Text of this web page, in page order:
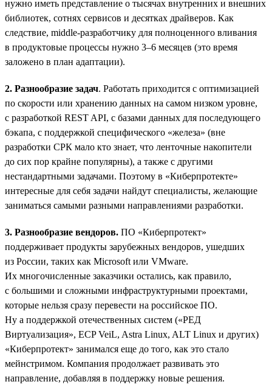
нужно иметь представление о тысячах внутренних и внешних
библиотек, сотнях сервисов и десятках драйверов. Как
следствие, middle-разработчику для полноценного вливания
в продуктовые процессы нужно 3–6 месяцев (это время
заложено в план адаптации).
2. Разнообразие задач. Работать приходится с оптимизацией
по скорости или хранению данных на самом низком уровне,
с разработкой REST API, с базами данных для последующего
бэкапа, с поддержкой специфического «железа» (вне
разработки СРК мало кто знает, что ленточные накопители
до сих пор крайне популярны), а также с другими
нестандартными задачами. Поэтому в «Киберпротекте»
интересные для себя задачи найдут специалисты, желающие
заниматься самыми разными направлениями разработки.
3. Разнообразие вендоров. ПО «Киберпротект»
поддерживает продукты зарубежных вендоров, ушедших
из России, таких как Microsoft или VMware.
Их многочисленные заказчики остались, как правило,
с большими и сложными инфраструктурными проектами,
которые нельзя сразу перевести на российское ПО.
Ну а поддержкой отечественных систем («РЕД
Виртуализация», ECP VeiL, Astra Linux, ALT Linux и других)
«Киберпротект» занимался еще до того, как это стало
мейнстримом. Компания продолжает развивать это
направление, добавляя в поддержку новые решения.